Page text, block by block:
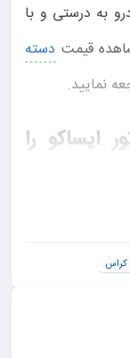
به درستی و با
قیمت دسته
نمایید.
ایساکو را
و کیفیت بالایی
نیازهای
کراس